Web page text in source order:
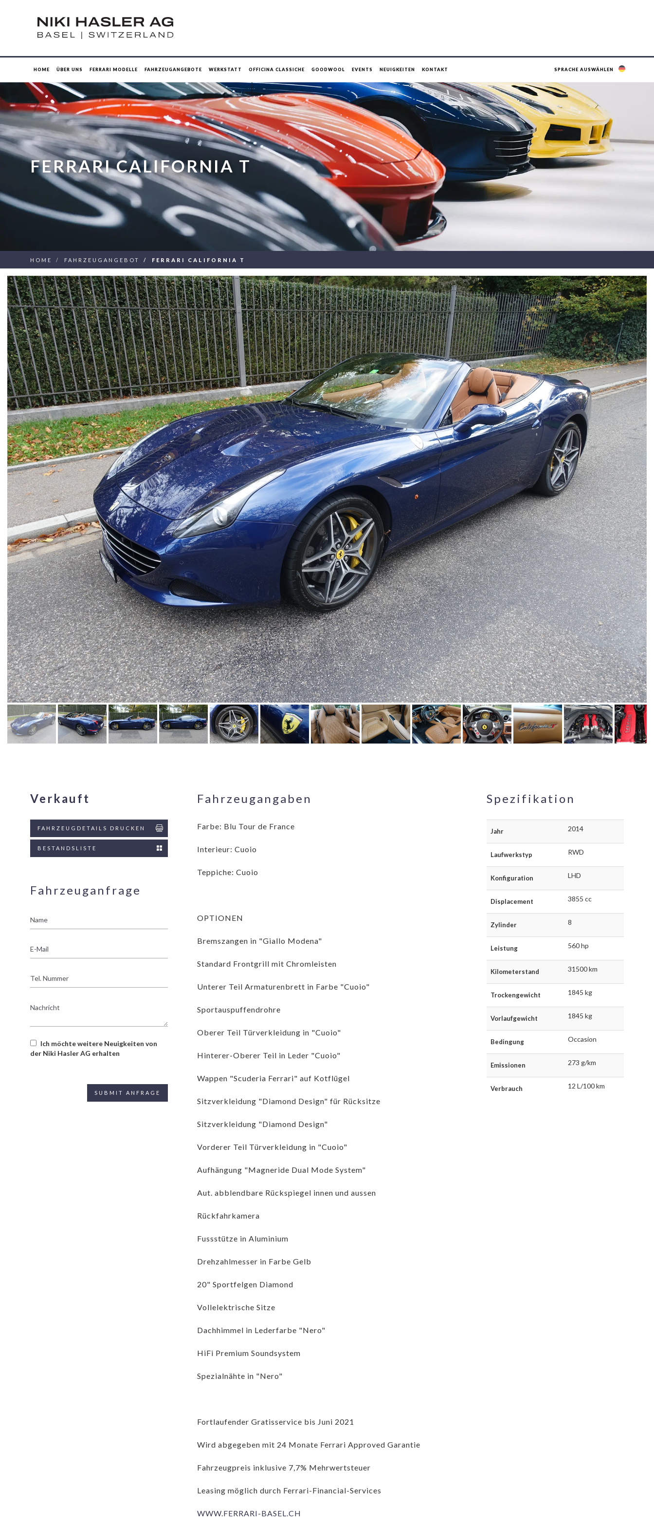
HOME ÜBER UNS FERRARI MODELLE FAHRZEUGANGEBOTE WERKSTATT OFFICINA CLASSICHE GOODWOOL EVENTS NEUIGKEITEN KONTAKT SPRACHE AUSWÄHLEN
FERRARI CALIFORNIA T
HOME FAHRZEUGANGEBOT FERRARI CALIFORNIA T
Verkauft
FAHRZEUGDETAILS DRUCKEN
BESTANDSLISTE
Fahrzeuganfrage
Mail
Nummer
Ich möchte weitere Neuigkeiten von
der Niki Hasler AG erhalten
Fahrzeugangaben
Farbe: Blu Tour de France
Interieur: Cuoio
Teppiche: Cuoio
OPTIONEN
Bremszangen in "Giallo Modena"
Standard Frontgrill mit Chromleisten
Unterer Teil Armaturenbrett in Farbe "Cuoio"
Sportauspuffendrohre
Oberer Teil Türverkleidung in "Cuoio"
Hinterer-Oberer Teil in Leder "Cuoio"
Wappen "Scuderia Ferrari" auf Kotflügel
Sitzverkleidung "Diamond Design" für Rücksitze
Sitzverkleidung "Diamond Design"
Vorderer Teil Türverkleidung in "Cuoio"
Aufhängung "Magneride Dual Mode System"
Aut. abblendbare Rückspiegel innen und aussen
Rückfahrkamera
Fussstütze in Aluminium
Drehzahlmesser in Farbe Gelb
20" Sportfelgen Diamond
Vollelektrische Sitze
Dachhimmel in Lederfarbe "Nero"
HiFi Premium Soundsystem
Spezialnähte in "Nero"
Fortlaufender Gratisservice bis Juni 2021
Wird abgegeben mit 24 Monate Ferrari Approved Garantie
Fahrzeugpreis inklusive 7,7% Mehrwertsteuer
Leasing möglich durch Ferrari-Financial-Services
WWW.FERRARI-BASEL.CH
Spezifikation
Jahr 2014
Laufwerkstyp RWD
Konfiguration LHD
Displacement 3855 cc
Zylinder 8
Leistung 560 hp
Kilometerstand 31500 km
Trockengewicht 1845 kg
Vorlaufgewicht 1845 kg
Bedingung Occasion
Emissionen 273 g/km
Verbrauch 12 L/100 km